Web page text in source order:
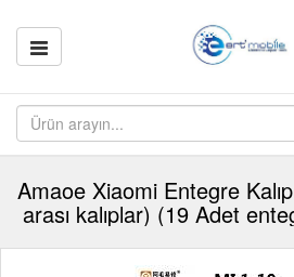
Amaoe Xiaomi Entegre
arası kalıplar) (19 Adet